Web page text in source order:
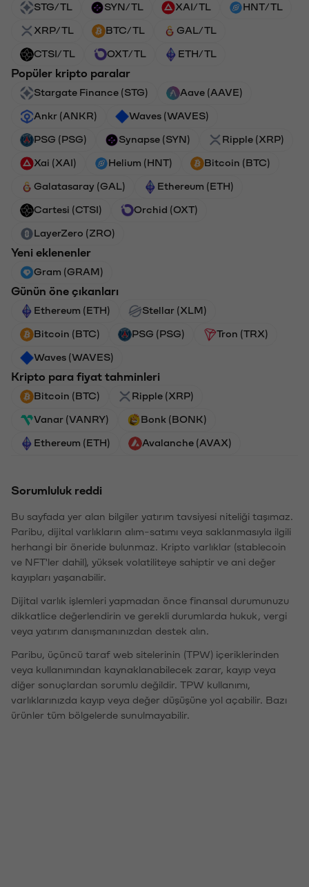
STG/TL SYN/TL XAI/TL HNT/TL
XRP/TL BTC/TL GAL/TL
CTSI/TL OXT/TL ETH/TL
Popüler kripto paralar
Stargate Finance (STG) Aave (AAVE)
Ankr (ANKR) Waves (WAVES)
PSG (PSG) Synapse (SYN) Ripple (XRP)
Xai (XAI) Helium (HNT) Bitcoin (BTC)
Galatasaray (GAL) Ethereum (ETH)
Cartesi (CTSI) Orchid (OXT)
LayerZero (ZRO)
Yeni eklenenler
Gram (GRAM)
Günün öne çıkanları
Ethereum (ETH) Stellar (XLM)
Bitcoin (BTC) PSG (PSG) Tron (TRX)
Waves (WAVES)
Kripto para fiyat tahminleri
Bitcoin (BTC) Ripple (XRP)
Vanar (VANRY) Bonk (BONK)
Ethereum (ETH) Avalanche (AVAX)
Sorumluluk reddi
Bu sayfada yer alan bilgiler yatırım tavsiyesi niteliği taşımaz.
Paribu, dijital varlıkların alım-satımı veya saklanmasıyla ilgili
herhangi bir öneride bulunmaz. Kripto varlıklar (stablecoin
ve NFT'ler dahil), yüksek volatiliteye sahiptir ve ani değer
kayıpları yaşanabilir.
Dijital varlık işlemleri yapmadan önce finansal durumunuzu
dikkatlice değerlendirin ve gerekli durumlarda hukuk, vergi
veya yatırım danışmanınızdan destek alın.
Paribu, üçüncü taraf web sitelerinin (TPW) içeriklerinden
veya kullanımından kaynaklanabilecek zarar, kayıp veya
diğer sonuçlardan sorumlu değildir. TPW kullanımı,
varlıklarınızda kayıp veya değer düşüşüne yol açabilir. Bazı
ürünler tüm bölgelerde sunulmayabilir.